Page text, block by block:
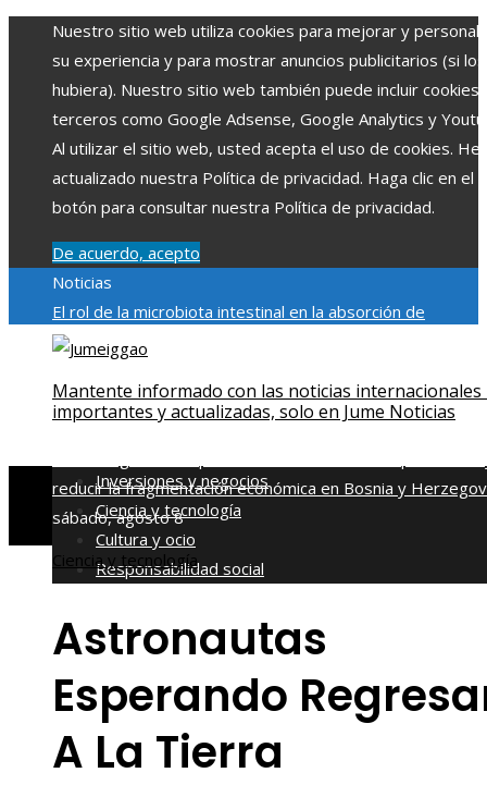
Nuestro sitio web utiliza cookies para mejorar y
su experiencia y para mostrar anuncios publicitarios (si los
hubiera). Nuestro sitio web también puede incluir cookies
terceros como Google Adsense, Google Analytics y
Al utilizar el sitio web, usted acepta el uso de cookies.
actualizado nuestra Política de privacidad. Haga clic en el
botón para consultar nuestra Política de privacidad.
De acuerdo, acepto
Noticias
El rol de la microbiota intestinal en la absorción de
nutrientesReformas regulatorias derivadas de desastres
Patrimonio de la Humanidad y su importanciaImpacto
económico y social de la estacionalidad turística en
reducir la fragmentación económica en Bosnia y
sábado, agosto 8
Mantente informado con las noticias internacionales
importantes y actualizadas, solo en Jume Noticias
Inversiones y negocios
Ciencia y tecnología
Cultura y ocio
Responsabilidad social
Ciencia y tecnología
Astronautas
Esperando
A La Tierra